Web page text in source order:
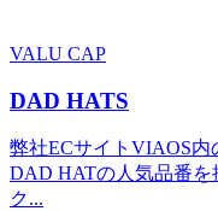
VALU CAP
DAD HATS
弊社ECサイトVIAOS内
DAD HATの人気品番を
ク...